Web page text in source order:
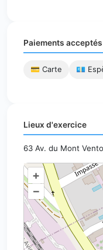
Paiements acceptés
💳 Carte 💶
Lieux d'exercice
63 Av. du Mont
+
–